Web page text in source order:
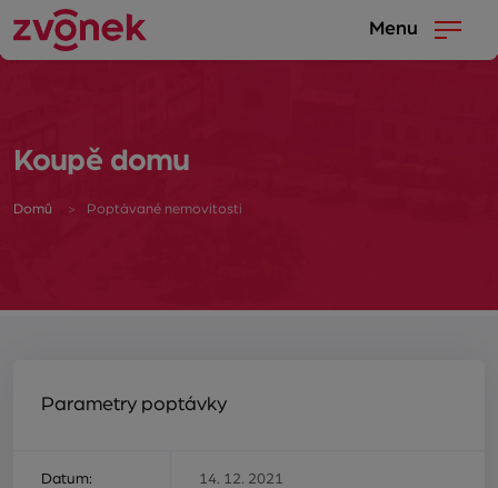
Menu
Koupě domu
Domů Poptávané nemovitosti
Parametry poptávky
Datum: 14. 12. 2021